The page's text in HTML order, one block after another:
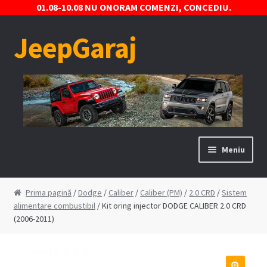
01.08-10.08 NU ONORAM COMENZI, CONCEDIU.
Sari
la
Sari
la
JeepGaraj
Meniu
Prima pagină
Contact
Prima pagină /Dodge / Caliber / Caliber (PM) / 2.0 CRD /Sistem
alimentare combustibil/ Kit oring injector DODGE CALIBER 2.0 CRD
(2006-2011)